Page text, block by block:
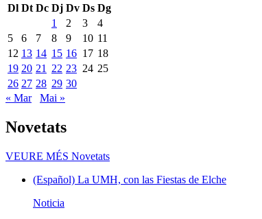
Dl Dt Dc Dj Dv Ds Dg
1
2 3
4
5
6 7 8 9 10 11
12 13 14 15 16 17 18
19 20 21 22 23 24 25
26 27 28 29 30
« Mar
Mai »
Novetats
VEURE MÉS Novetats
(Español) La UMH, con las Fiestas de Elche
Noticia